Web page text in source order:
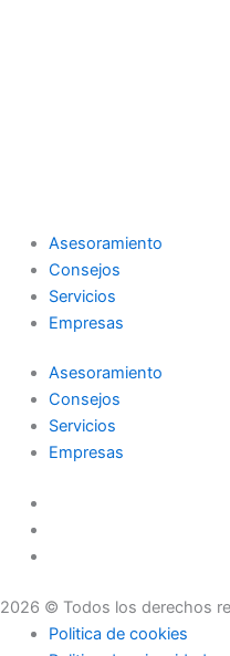
Asesoramiento
Consejos
Servicios
Empresas
Asesoramiento
Consejos
Servicios
Empresas
2026 © Todos los derechos
Politica de cookies